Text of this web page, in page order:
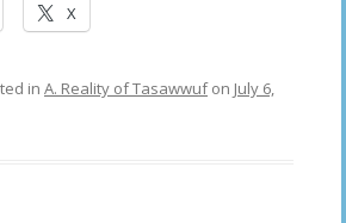
X
in A. Reality of Tasawwufon July 6,